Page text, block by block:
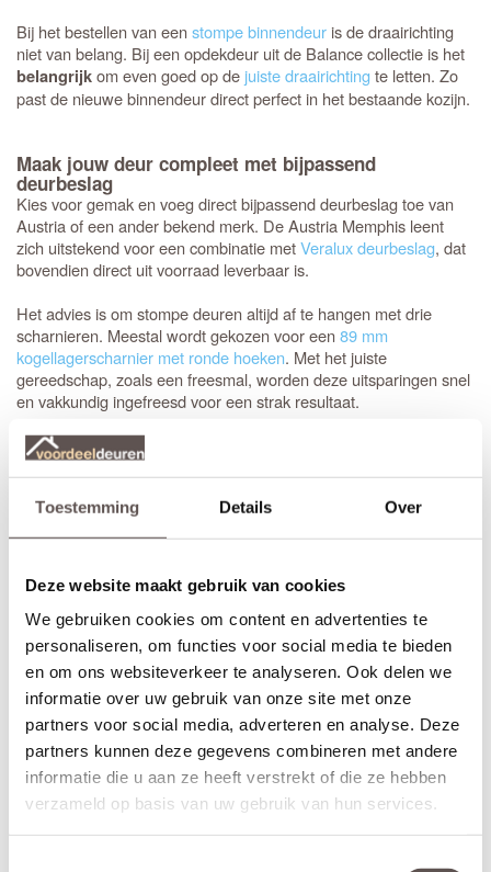
Toestemming Details Over
Deze website maakt gebruik van cookies
We gebruiken cookies om content en advertenties te
personaliseren, om functies voor social media te bieden
en om ons websiteverkeer te analyseren. Ook delen we
informatie over uw gebruik van onze site met onze
partners voor social media, adverteren en analyse. Deze
partners kunnen deze gegevens combineren met andere
informatie die u aan ze heeft verstrekt of die ze hebben
verzameld op basis van uw gebruik van hun services.
Bij het bestellen van eenstompe binnendeur is de draairichting
niet van belang. Bij een opdekdeur uit de Balance collectie is het
belangrijkom even goed op de juiste draairichtingte letten. Zo
past de nieuwe binnendeur direct perfect in het bestaande kozijn.
Maak jouw deur compleet met bijpassend
deurbeslag
Kies voor gemak en voeg direct bijpassend deurbeslag toe van
Austria of een ander bekend merk. De Austria Memphis leent
zich uitstekend voor een combinatie metVeralux deurbeslag, dat
bovendien direct uit voorraad leverbaar is.
Het advies is om stompe deuren altijd af te hangen met drie
scharnieren. Meestal wordt gekozen voor een89 mm
kogellagerscharnier met ronde hoeken. Met het juiste
gereedschap, zoals een freesmal, worden deze uitsparingen snel
en vakkundig ingefreesd voor een strak resultaat.
Het is aan te raden om te kiezen voor een
de hal en de woonkamer, zeker als de voordeur niet volledig
te dempen. Houd er rekening mee dat de luchtventilatie bij een
gesloten deur vermindert; dit is de afweging bij de keuze voor een
Inkorten of op maat bestellen?
Sluiten de standaardmaten net niet aan? Geen probleem.
Stompe Austria Balance deuren zijn aan alle vier de zijden tot 10
mm in te korten. Bij eenopdekdeuris inkorten vanwege de
opdekranden alleen mogelijk aan de onderzijde.
Voor een zorgeloze installatie is het aan te raden gebruik te
maken van demontageservice. Door de deur vakkundig te laten
afhangen, blijft de garantie van 12 jaar volledig gewaarborgd.
Wanneer de benodigde afmetingen buiten de inkortmarges
vallen, biedtmaatwerkde oplossing. Onder de